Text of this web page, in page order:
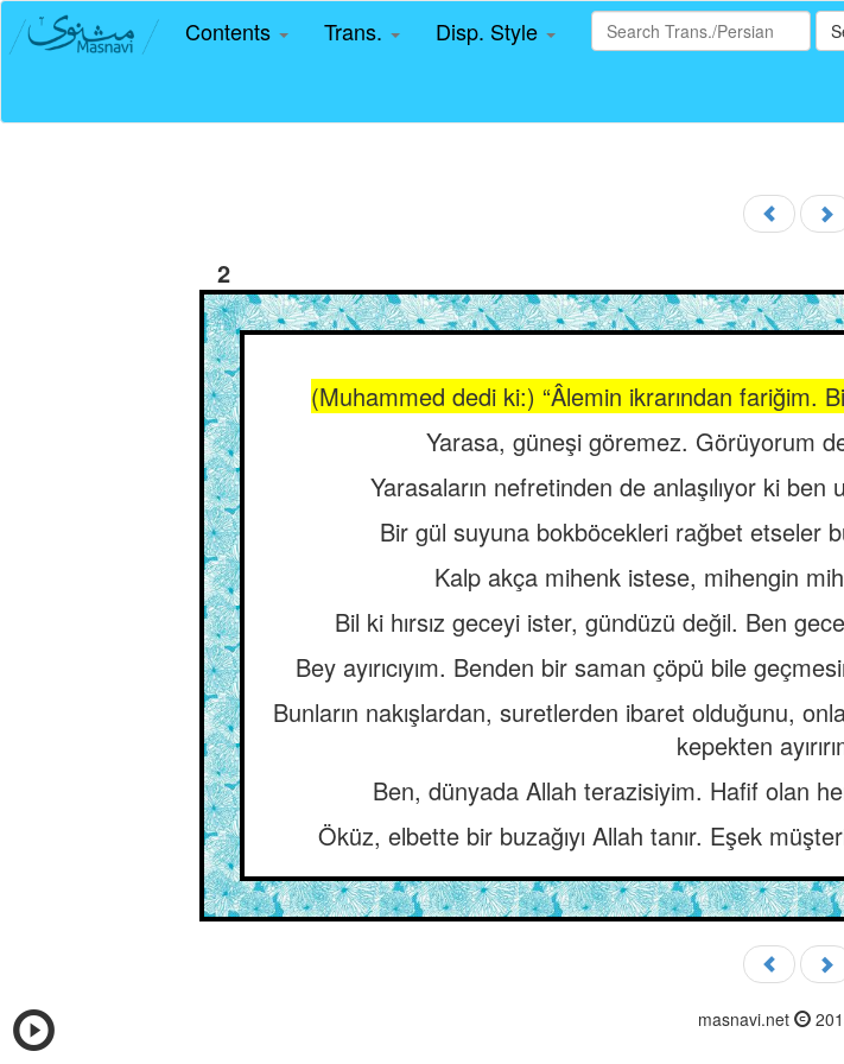
Contents Trans. Disp. Style
2
(Muhammed dedi ki:) “Âlemin ikrarından fariğim.
Yarasa, güneşi göremez. Görüyorum
Yarasaların nefretinden de anlaşılıyor ki ben
Bir gül suyuna bokböcekleri rağbet etseler
Kalp akça mihenk istese, mihengin
Bil ki hırsız geceyi ister, gündüzü değil. Ben
Bey ayırıcıyım. Benden bir saman çöpü bile
Bunların nakışlardan, suretlerden ibaret olduğunu,
kepekten
Ben, dünyada Allah terazisiyim. Hafif olan
Öküz, elbette bir buzağıyı Allah tanır. Eşek
masnavi.net